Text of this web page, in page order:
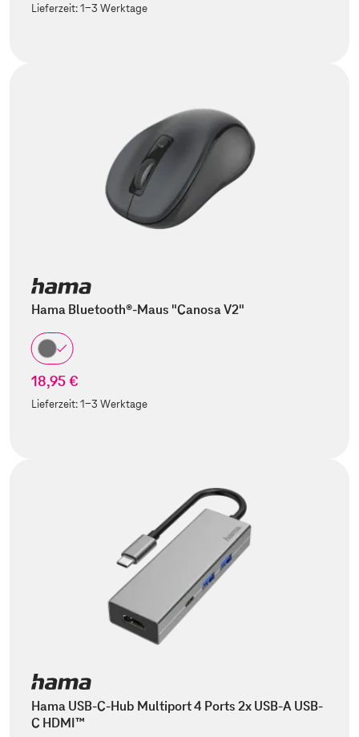
Lieferzeit:1-3 Werktage
Hama Bluetooth®-Maus "Canosa V2"
18,95 €
Lieferzeit:1-3 Werktage
Hama USB-C-Hub Multiport 4 Ports 2x USB-A USB-
C HDMI™